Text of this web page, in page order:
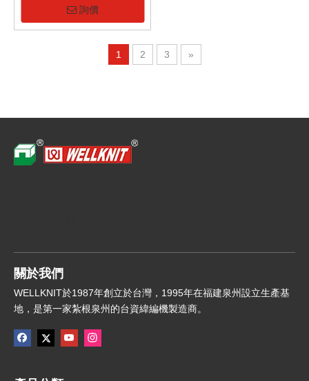
詢價
1 2 3 »
關於我們
WELLKNIT於1987年創立於台灣，1995年在福建泉州設立生產基
地，是第一家紮根泉州的台資緯編機製造商。